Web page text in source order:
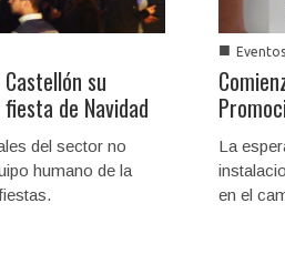
su
de Navidad
del sector no
humano de la
■ Eventos
La
en el